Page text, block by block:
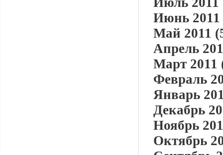
Июнь 2011
Май 2011
Апрель
Март 2011
Февраль
Январь
Декабрь
Ноябрь
Октябрь